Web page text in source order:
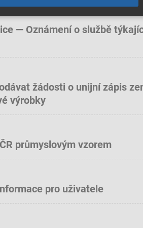
— Oznámení o službě
žádosti o unijní zápis
výrobky
průmyslovým vzorem
pro uživatele